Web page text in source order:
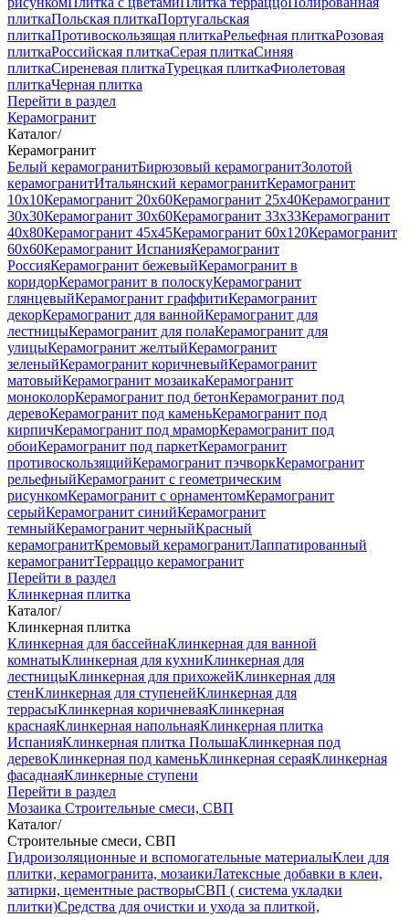
плиткаПольская плиткаПортугальская
плиткаПротивоскользящая плиткаРельефная плиткаРозовая
плиткаРоссийская плиткаСерая плиткаСиняя
плиткаСиреневая плиткаТурецкая плиткаФиолетовая
плиткаЧерная плитка
Перейти в раздел
Керамогранит
Каталог/
Керамогранит
Белый керамогранитБирюзовый керамогранитЗолотой
керамогранитИтальянский керамогранитКерамогранит
10x10Керамогранит 20x60Керамогранит 25x40Керамогранит
30x30Керамогранит 30x60Керамогранит 33x33Керамогранит
40x80Керамогранит 45x45Керамогранит 60x120Керамогранит
60x60Керамогранит ИспанияКерамогранит
РоссияКерамогранит бежевыйКерамогранит в
коридорКерамогранит в полоскуКерамогранит
глянцевыйКерамогранит граффитиКерамогранит
декорКерамогранит для ваннойКерамогранит для
лестницыКерамогранит для полаКерамогранит для
улицыКерамогранит желтыйКерамогранит
зеленыйКерамогранит коричневыйКерамогранит
матовыйКерамогранит мозаикаКерамогранит
моноколорКерамогранит под бетонКерамогранит под
деревоКерамогранит под каменьКерамогранит под
кирпичКерамогранит под мраморКерамогранит под
обоиКерамогранит под паркетКерамогранит
противоскользящийКерамогранит пэчворкКерамогранит
рельефныйКерамогранит с геометрическим
рисункомКерамогранит с орнаментомКерамогранит
серыйКерамогранит синийКерамогранит
темныйКерамогранит черныйКрасный
керамогранитКремовый керамогранитЛаппатированный
керамогранитТерраццо керамогранит
Перейти в раздел
Клинкерная плитка
Каталог/
Клинкерная плитка
Клинкерная для бассейнаКлинкерная для ванной
комнатыКлинкерная для кухниКлинкерная для
лестницыКлинкерная для прихожейКлинкерная для
стенКлинкерная для ступенейКлинкерная для
террасыКлинкерная коричневаяКлинкерная
краснаяКлинкерная напольнаяКлинкерная плитка
ИспанияКлинкерная плитка ПольшаКлинкерная под
деревоКлинкерная под каменьКлинкерная сераяКлинкерная
фасаднаяКлинкерные ступени
Перейти в раздел
Мозаика Строительные смеси, СВП
Каталог/
Строительные смеси, СВП
Гидроизоляционные и вспомогательные материалыКлеи для
плитки, керамогранита, мозаикиЛатексные добавки в клеи,
затирки, цементные растворыСВП ( система укладки
плитки)Средства для очистки и ухода за плиткой,